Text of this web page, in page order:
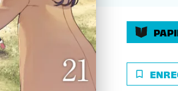
bookmark_border